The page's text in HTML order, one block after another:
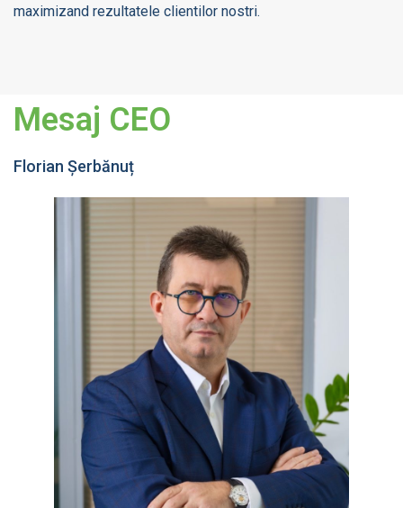
maximizand rezultatele clientilor nostri.
Mesaj CEO
Florian Șerbănuț​